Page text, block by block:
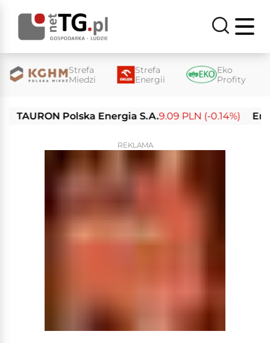
Strefa
Miedzi
Strefa
Energii
Eko
Profity
Polska Energia S.A.9.09 PLN (-0.14%) Enea
REKLAMA